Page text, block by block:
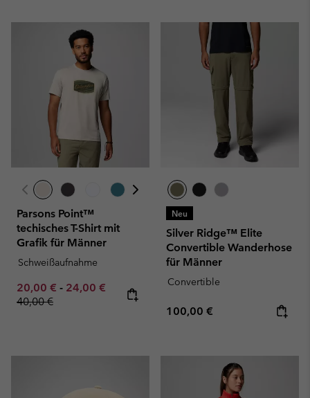
Parsons Point™
techisches T-Shirt mit
Grafik für Männer
Schweißaufnahme
Minimum sale price:
20,00 € - Maximum sale price:
24,00 € Regular price:
40,00 €
Neu
Silver Ridge™ Elite
Convertible Wanderhose
für Männer
Convertible
Regular price:
100,00 €